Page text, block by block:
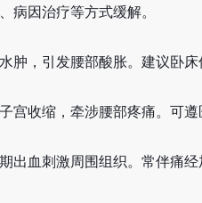
病因治疗等方式缓解。
肿，引发腰部酸胀。建议卧
宫收缩，牵涉腰部疼痛。可
出血刺激周围组织。常伴痛